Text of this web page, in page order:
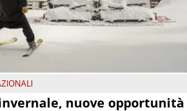
nuove opportunità